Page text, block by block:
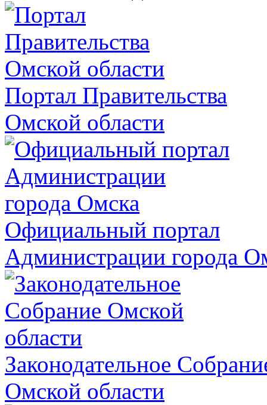
Портал Правительства
Омской области
Официальный портал
Администрации города
Законодательное
Омской области